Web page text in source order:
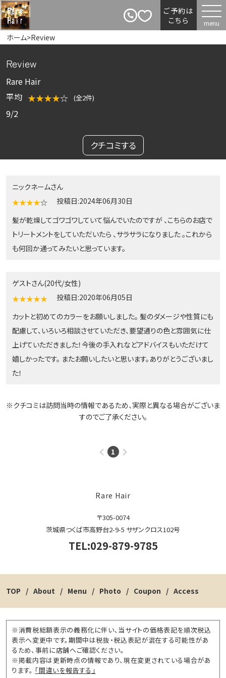
ご予約は
こちら
ホーム>Review
Review
Rare Hair
平均 ★★★★☆ (全2件)
9/2
クチコミする
ニックネームさん
★★★★☆
投稿日:2024年06月30日
髪が乾燥してゴワゴワしていて悩んでいたのですが 、こちらのお店で
トリートメントをしていただいたら 、サラサラになりました 。これから
も何回か通ってみたいと思っています。
ゲストさん(20代/女性)
★★★★★
投稿日:2020年06月05日
カットと初めてのカラーをお願いしました。 髪のダメージや性質にも
配慮して、いろいろ相談させていただき、要望通りの色と雰囲気に仕
上げていただきました！今後の手入れなどアドバイスもいただけて
嬉しかったです。 またお願いしたいと思います。ありがとうございまし
た！
※クチコミは訪問当時の情報であるため、実際と異なる場合がございま
すのでご了承ください。
1
Rare Hair
〒305-0074
茨城県つくば市高野台2-9-5 サザンクロス102号
TEL:029-879-9785
TOP About Menu Photo Coupon Access
※消費税総額表示の義務化に伴い、当サイトの価格表記を順次税込
表示へ変更中です。期間中は税抜・税込表記が混在する可能性があ
るため、事前に店舗へご確認ください。
※掲載内容は更新時点の情報であり、現在変更されている場合があ
ります。 「間違いを報告する」